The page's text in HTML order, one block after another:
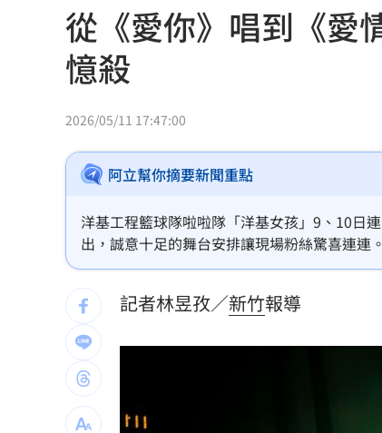
阿部雄大合約到831 林威助曝有續
楊紫瓊嗨慶64歲生日 豪門尪曬接吻
郭郁政對獅表現不及格 葉君璋說重
棄高薪顧自閉雙胞兒 單親父仍遭嗆
兆基債務風暴！李建成移送北檢複訊
日本長壽秘密找到了！1食物穩血糖又
從《愛你》唱到《愛
憶殺
2026/05/11 17:47:00
阿立幫你摘要新聞重點
洋基工程籃球隊啦啦隊「洋基女孩」9、10日
出，誠意十足的舞台安排讓現場粉絲驚喜連
「不要緊張，要相信自己」的暖心鼓勵。從
也讓粉絲看見女孩們用心準備表演的一面。
記者林昱孜／新竹報導